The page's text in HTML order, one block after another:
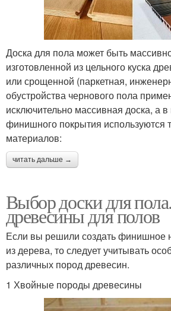
Доска для пола может быть
изготовленной из цельного куска
или срощенной (паркетная,
обустройства чернового пола
исключительно массивная доска, а в
финишного покрытия используются
материалов:
читать дальше →
Выбор доски для
древесины для полов
Если вы решили создать финишное
из дерева, то следует учитывать
различных пород древесин.
1 Хвойные породы древесины